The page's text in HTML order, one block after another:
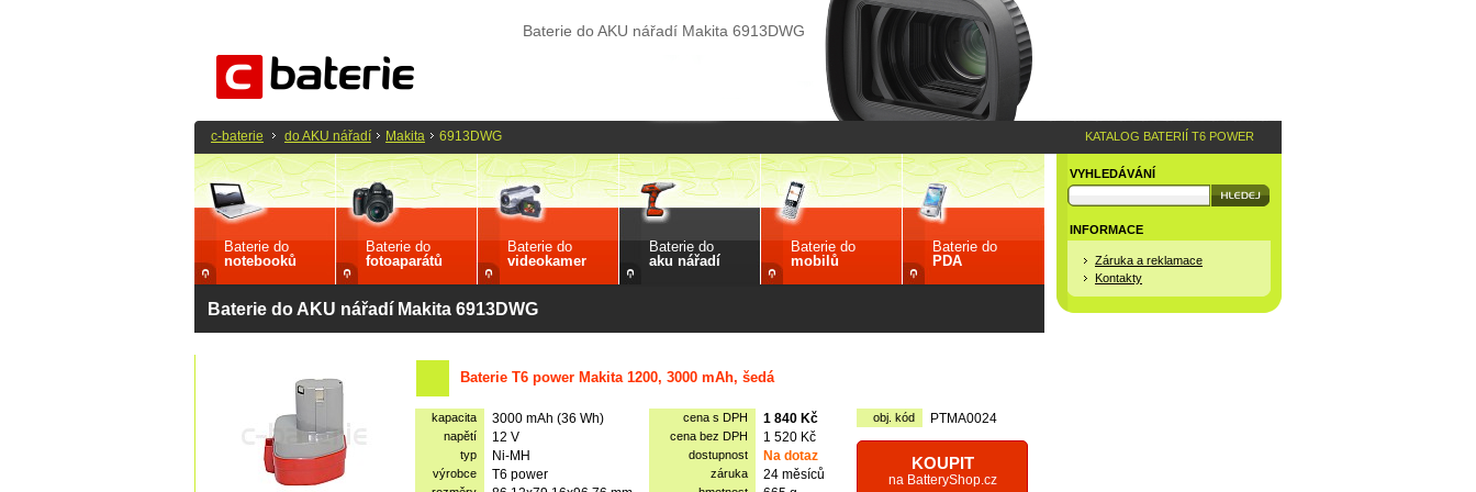
Baterie do AKU nářadí Makita 6913DWG
Baterie do
notebooků
Baterie do
fotoaparátů
Baterie do
videokamer
Baterie do
aku nářadí
Baterie do
mobilů
Baterie do
PDA
Baterie do AKU nářadí Makita 6913DWG
Baterie T6 power Makita 1200, 3000 mAh, šedá
kapacita 3000 mAh (36 Wh) cena s DPH 1 840 Kč obj. kód PTMA0024
napětí 12 V cena bez DPH 1 520 Kč
KOUPIT
na BatteryShop.cz
typ Ni-MH dostupnost Na dotaz
výrobce T6 power záruka 24 měsíců
VYHLEDÁVÁNÍ
INFORMACE
Záruka a reklamace
Kontakty
c-baterie do AKU nářadí Makita 6913DWG KATALOG BATERIÍ T6 POWER